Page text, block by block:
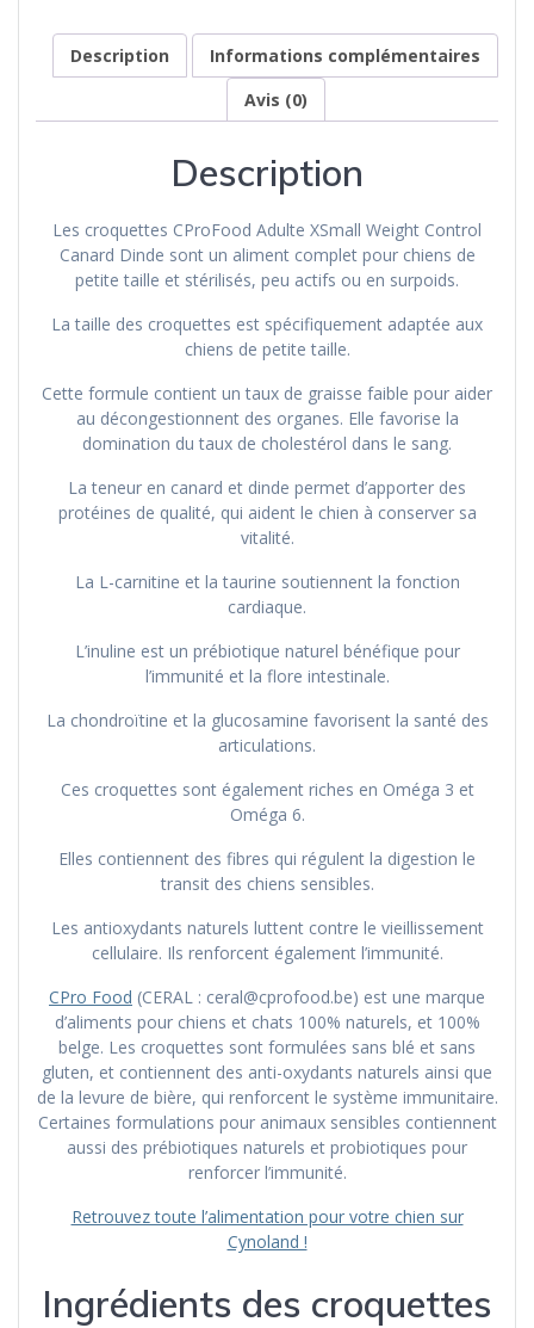
Canard
et
chiens
Description
Informations complémentaires
Avis (0)
Description
Les croquettes CProFood Adulte XSmall Weight Control
Canard Dinde sont un aliment complet pour chiens de
petite taille et stérilisés, peu actifs ou en surpoids.
La taille des croquettes est spécifiquement adaptée aux
chiens de petite taille.
Cette formule contient un taux de graisse faible pour aider
au décongestionnent des organes. Elle favorise la
domination du taux de cholestérol dans le sang.
La teneur en canard et dinde permet d’apporter des
protéines de qualité, qui aident le chien à conserver sa
vitalité.
La L-carnitine et la taurine soutiennent la fonction
cardiaque.
L’inuline est un prébiotique naturel bénéfique pour
l’immunité et la flore intestinale.
La chondroïtine et la glucosamine favorisent la santé des
articulations.
Ces croquettes sont également riches en Oméga 3 et
Oméga 6.
Elles contiennent des fibres qui régulent la digestion le
transit des chiens sensibles.
Les antioxydants naturels luttent contre le vieillissement
cellulaire. Ils renforcent également l’immunité.
CPro Food (CERAL : ceral@cprofood.be) est une marque
d’aliments pour chiens et chats 100% naturels, et 100%
belge. Les croquettes sont formulées sans blé et sans
gluten, et contiennent des anti-oxydants naturels ainsi que
de la levure de bière, qui renforcent le système immunitaire.
Certaines formulations pour animaux sensibles contiennent
aussi des prébiotiques naturels et probiotiques pour
renforcer l’immunité.
Retrouvez toute l’alimentation pour votre chien sur
Cynoland !
Ingrédients des croquettes